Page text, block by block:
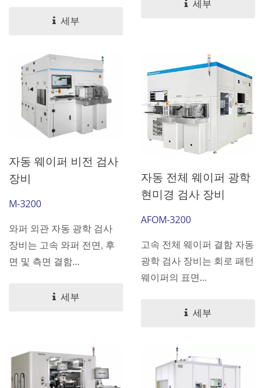
세부
세부
자동 웨이퍼 비전 검사
장비
M-3200
와퍼 외관 자동 광학 검사
장비는 고속 와퍼 전면, 후
면 및 측면 결함...
세부
자동 전체 웨이퍼 광학
현미경 검사 장비
AFOM-3200
고속 전체 웨이퍼 결함 자동
광학 검사 장비는 회로 패턴
웨이퍼의 표면...
세부